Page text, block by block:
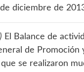
diciembre de
El Balance de
de Promoción
se realizaron